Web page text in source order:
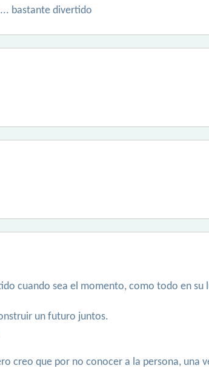
bastante divertido
cuando sea el momento, como todo en su
un futuro juntos.
creo que por no conocer a la persona, una